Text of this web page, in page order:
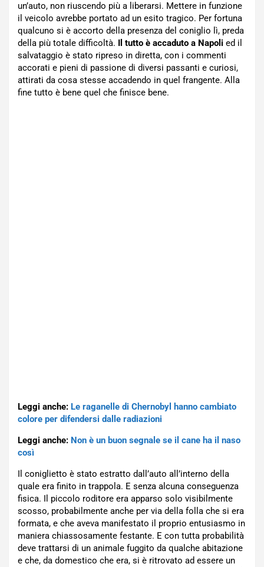
un’auto, non riuscendo più a liberarsi. Mettere in funzione
il veicolo avrebbe portato ad un esito tragico. Per fortuna
qualcuno si è accorto della presenza del coniglio lì, preda
della più totale difficoltà. Il tutto è accaduto a Napoli ed il
salvataggio è stato ripreso in diretta, con i commenti
accorati e pieni di passione di diversi passanti e curiosi,
attirati da cosa stesse accadendo in quel frangente. Alla
fine tutto è bene quel che finisce bene.
Leggi anche: Le raganelle di Chernobyl hanno cambiato
colore per difendersi dalle radiazioni
Leggi anche: Non è un buon segnale se il cane ha il naso
così
Il coniglietto è stato estratto dall’auto all’interno della
quale era finito in trappola. E senza alcuna conseguenza
fisica. Il piccolo roditore era apparso solo visibilmente
scosso, probabilmente anche per via della folla che si era
formata, e che aveva manifestato il proprio entusiasmo in
maniera chiassosamente festante. E con tutta probabilità
deve trattarsi di un animale fuggito da qualche abitazione
e che, da domestico che era, si è ritrovato ad essere un